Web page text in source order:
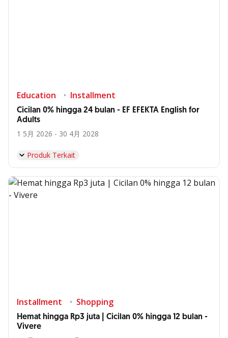
Education Installment
Cicilan 0% hingga 24 bulan - EF EFEKTA English for
Adults
1 5月 2026 - 30 4月 2028
Produk Terkait
Installment Shopping
Hemat hingga Rp3 juta | Cicilan 0% hingga 12 bulan -
Vivere